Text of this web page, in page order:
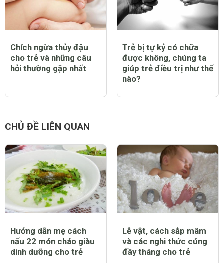
Chích ngừa thủy đậu
cho trẻ và những câu
hỏi thường gặp nhất
Trẻ bị tự kỷ có chữa
được không, chúng ta
giúp trẻ điều trị như thế
nào?
CHỦ ĐỀ LIÊN QUAN
Hướng dẫn mẹ cách
nấu 22 món cháo giàu
dinh dưỡng cho trẻ
Lễ vật, cách sắp mâm
và các nghi thức cúng
đầy tháng cho trẻ